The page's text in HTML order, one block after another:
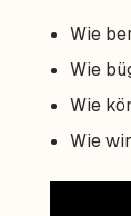
Wie
Wie
Wie
Wie